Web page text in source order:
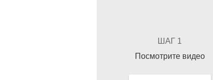
ШАГ 1
Посмотрите видео